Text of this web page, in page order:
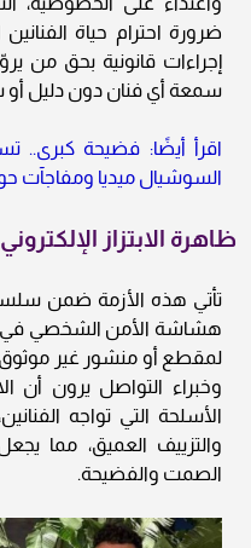
ضرورة احترام حياة
إجراءات قانونية بحق من
سمعة أي فنان دون دليل أو
اقرأ أيضًا: فضيحة
السوشيال ميديا ومفاجآت
ظاهرة الابتزاز
تأتي هذه الأزمة ضمن
هشاشة الأمن الشخصي في
لمقطع أو منشور غير
وخبراء التواصل يرون أن
الأسلحة التي تواجه
والتزييف العميق، مما
الصمت والفضيحة.